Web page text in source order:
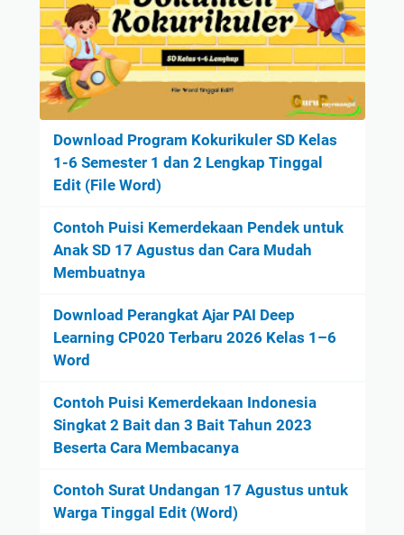
Download Program Kokurikuler SD Kelas
1-6 Semester 1 dan 2 Lengkap Tinggal
Edit (File Word)
Contoh Puisi Kemerdekaan Pendek untuk
Anak SD 17 Agustus dan Cara Mudah
Membuatnya
Download Perangkat Ajar PAI Deep
Learning CP020 Terbaru 2026 Kelas 1–6
Word
Contoh Puisi Kemerdekaan Indonesia
Singkat 2 Bait dan 3 Bait Tahun 2023
Beserta Cara Membacanya
Contoh Surat Undangan 17 Agustus untuk
Warga Tinggal Edit (Word)